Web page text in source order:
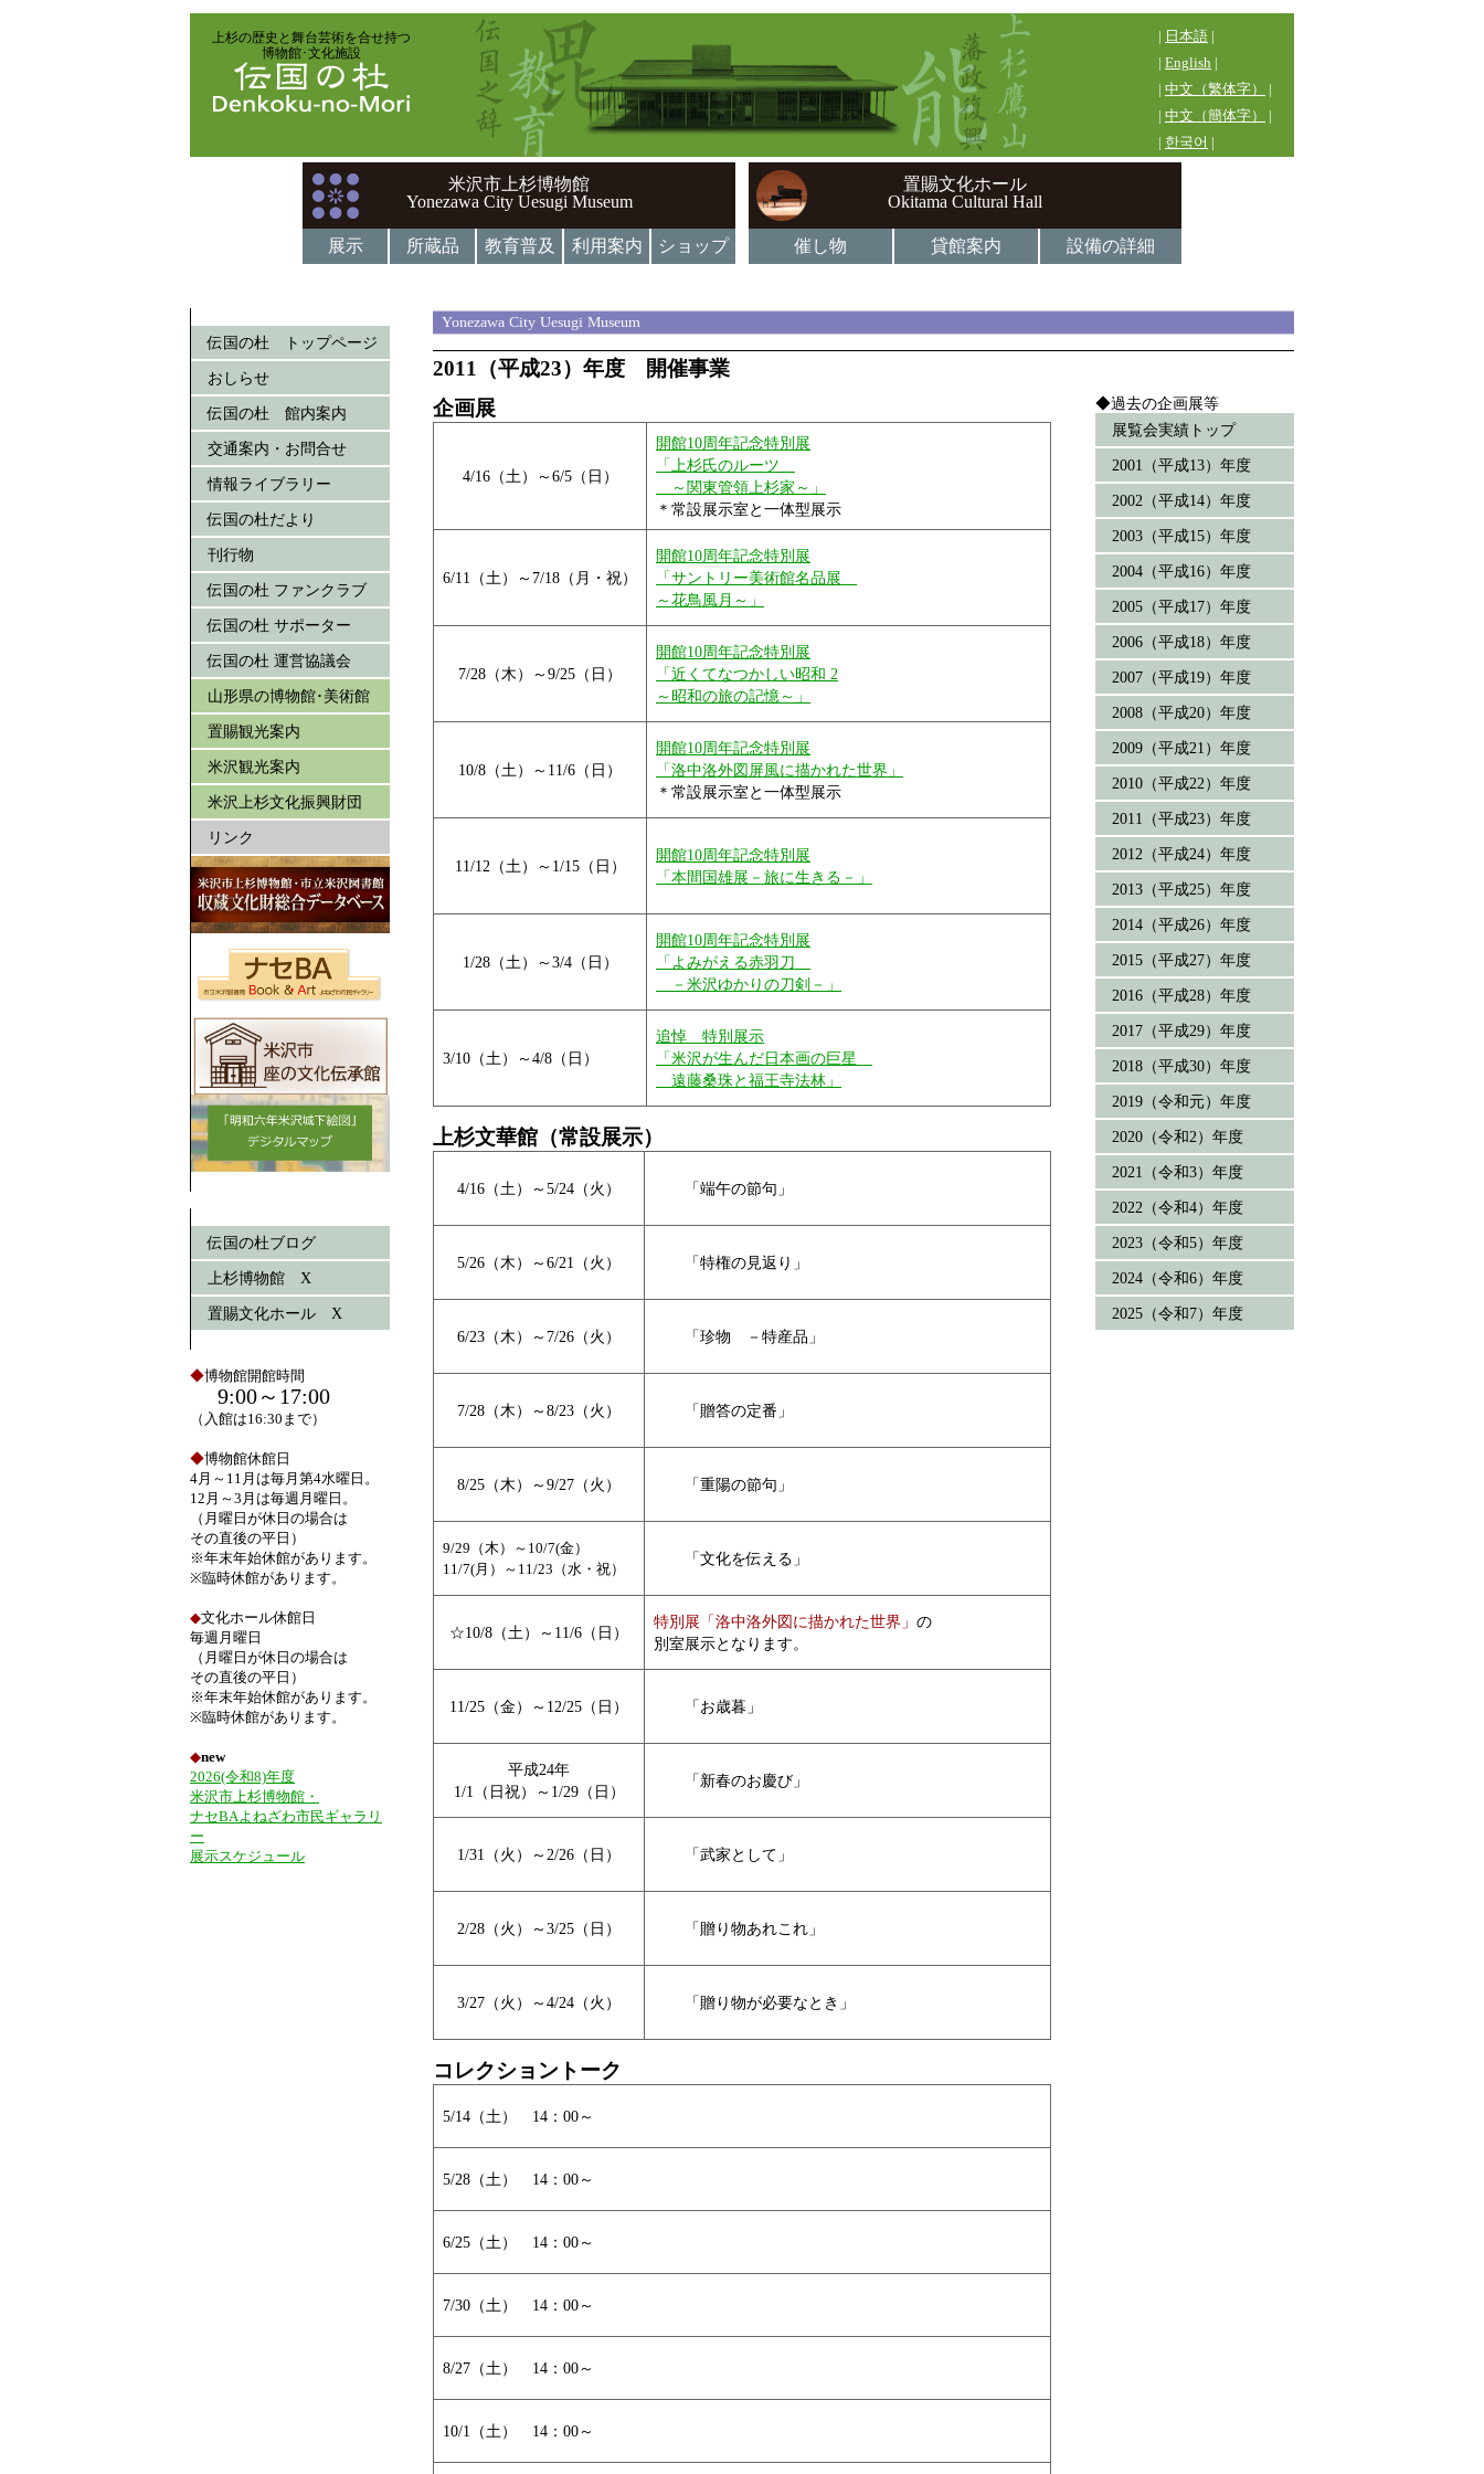
上杉の歴史と舞台芸術を合せ持つ
博物館･文化施設
日本語
English
中文（繁体字）
中文（簡体字）
한국어
米沢市上杉博物館
Yonezawa City Uesugi Museum
展示 所蔵品 教育普及 利用案内 ショップ
置賜文化ホール
Okitama Cultural Hall
催し物 貸館案内 設備の詳細
伝国の杜 トップページ
おしらせ
伝国の杜 館内案内
交通案内・お問合せ
情報ライブラリー
伝国の杜だより
刊行物
伝国の杜 ファンクラブ
伝国の杜 サポーター
伝国の杜 運営協議会
山形県の博物館･美術館
置賜観光案内
米沢観光案内
米沢上杉文化振興財団
リンク
伝国の杜ブログ
上杉博物館 X
置賜文化ホール X
◆博物館開館時間
9:00～17:00
（入館は16:30まで）
◆博物館休館日
4月～11月は毎月第4水曜日。
12月～3月は毎週月曜日。
（月曜日が休日の場合は
その直後の平日）
※年末年始休館があります。
※臨時休館があります。
◆文化ホール休館日
毎週月曜日
（月曜日が休日の場合は
その直後の平日）
※年末年始休館があります。
※臨時休館があります。
◆new
2026(令和8)年度
米沢市上杉博物館・
ナセBAよねざわ市民ギャラリ
ー
展示スケジュール
Yonezawa City Uesugi Museum
2011（平成23）年度 開催事業
◆過去の企画展等
展覧会実績トップ
2001（平成13）年度
2002（平成14）年度
2003（平成15）年度
2004（平成16）年度
2005（平成17）年度
2006（平成18）年度
2007（平成19）年度
2008（平成20）年度
2009（平成21）年度
2010（平成22）年度
2011（平成23）年度
2012（平成24）年度
2013（平成25）年度
2014（平成26）年度
2015（平成27）年度
2016（平成28）年度
2017（平成29）年度
2018（平成30）年度
2019（令和元）年度
2020（令和2）年度
2021（令和3）年度
2022（令和4）年度
2023（令和5）年度
2024（令和6）年度
2025（令和7）年度
企画展
4/16（土）～6/5（日）
開館10周年記念特別展
「上杉氏のルーツ
～関東管領上杉家～」
＊常設展示室と一体型展示
6/11（土）～7/18（月・祝）
開館10周年記念特別展
「サントリー美術館名品展
～花鳥風月～」
7/28（木）～9/25（日）
開館10周年記念特別展
「近くてなつかしい昭和 2
～昭和の旅の記憶～」
10/8（土）～11/6（日）
開館10周年記念特別展
「洛中洛外図屏風に描かれた世界」
＊常設展示室と一体型展示
11/12（土）～1/15（日）
開館10周年記念特別展
「本間国雄展－旅に生きる－」
1/28（土）～3/4（日）
開館10周年記念特別展
「よみがえる赤羽刀
－米沢ゆかりの刀剣－」
3/10（土）～4/8（日）
追悼 特別展示
「米沢が生んだ日本画の巨星
遠藤桑珠と福王寺法林」
上杉文華館（常設展示）
4/16（土）～5/24（火） 「端午の節句」
5/26（木）～6/21（火） 「特権の見返り」
6/23（木）～7/26（火） 「珍物 －特産品」
7/28（木）～8/23（火） 「贈答の定番」
8/25（木）～9/27（火） 「重陽の節句」
9/29（木）～10/7(金）
11/7(月）～11/23（水・祝）
「文化を伝える」
☆10/8（土）～11/6（日）
特別展「洛中洛外図に描かれた世界」 の
別室展示となります。
11/25（金）～12/25（日） 「お歳暮」
平成24年
1/1（日祝）～1/29（日）
「新春のお慶び」
1/31（火）～2/26（日） 「武家として」
2/28（火）～3/25（日） 「贈り物あれこれ」
3/27（火）～4/24（火） 「贈り物が必要なとき」
コレクショントーク
5/14（土） 14：00～
5/28（土） 14：00～
6/25（土） 14：00～
7/30（土） 14：00～
8/27（土） 14：00～
10/1（土） 14：00～